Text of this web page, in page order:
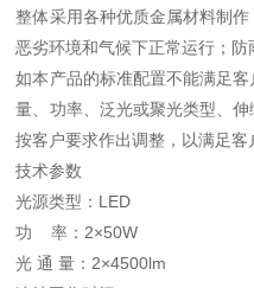
整体采用各种优质金属材料制
恶劣环境和气候下正常运行；防
如本产品的标准配置不能满足
量、功率、泛光或聚光类型、
按客户要求作出调整，以满足客
技术参数
光源类型：LED
功 率：2×50W
光 通 量：2×4500lm